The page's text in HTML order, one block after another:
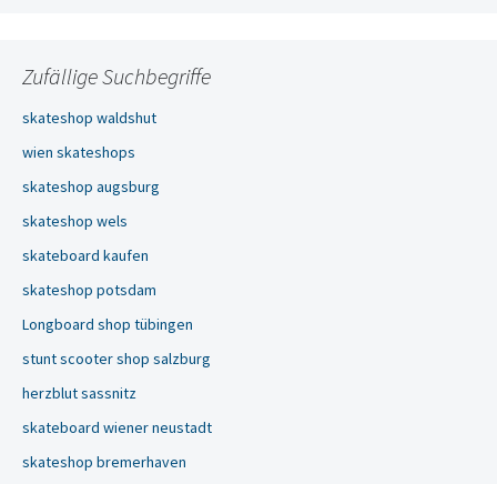
Zufällige Suchbegriffe
skateshop waldshut
wien skateshops
skateshop augsburg
skateshop wels
skateboard kaufen
skateshop potsdam
Longboard shop tübingen
stunt scooter shop salzburg
herzblut sassnitz
skateboard wiener neustadt
skateshop bremerhaven